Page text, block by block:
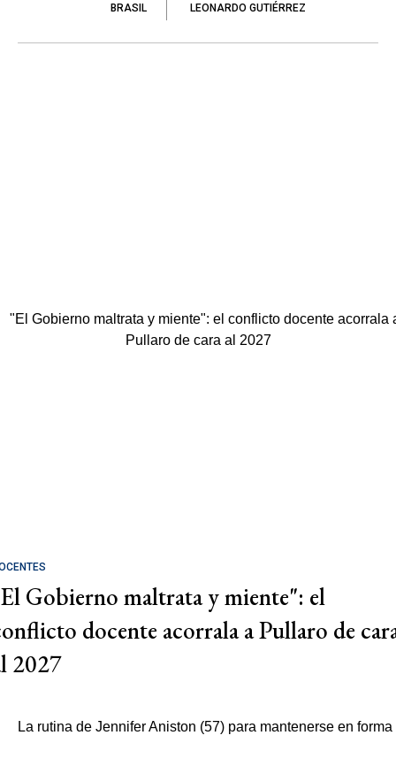
BRASIL LEONARDO GUTIÉRREZ
Gobierno maltrata y miente": el
docente acorrala a Pullaro de
2027